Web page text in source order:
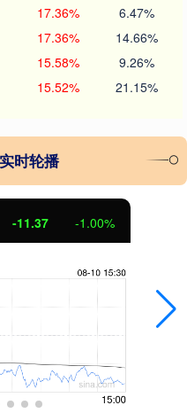
17.36% 6.47%
17.36% 14.66%
15.58% 9.26%
15.52% 21.15%
时轮播
-11.37 -1.00%